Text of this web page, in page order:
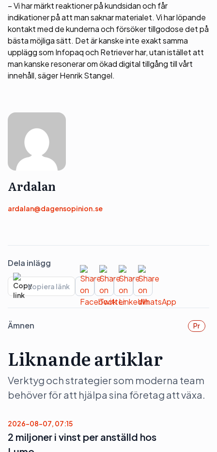
– Vi har märkt reaktioner på kundsidan och får
indikationer på att man saknar materialet. Vi har löpande
kontakt med de kunderna och försöker tillgodose det på
bästa möjliga sätt. Det är kanske inte exakt samma
upplägg som Infopaq och Retriever har, utan istället att
man kanske resonerar om ökad digital tillgång till vårt
innehåll, säger Henrik Stangel.
Ardalan
ardalan@dagensopinion.se
Dela inlägg
Kopiera länk
Ämnen Pr
Liknande artiklar
Verktyg och strategier som moderna team
behöver för att hjälpa sina företag att växa.
2026-08-07, 07:15
2 miljoner i vinst per anställd hos